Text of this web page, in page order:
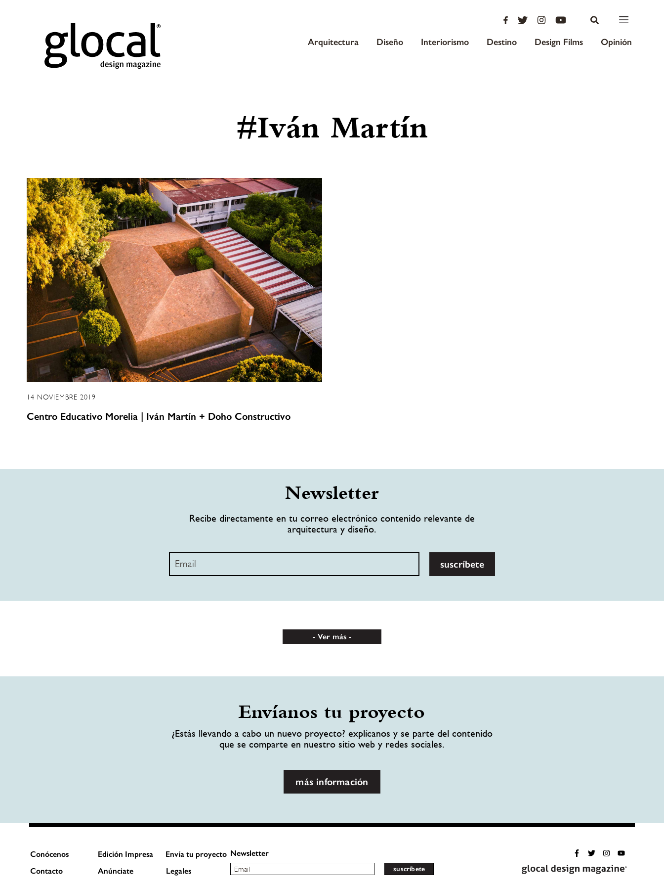
Arquitectura Diseño Interiorismo Destino Design Films Opinión
#Iván Martín
14 NOVIEMBRE 2019
Centro Educativo Morelia | Iván Martín + Doho Constructivo
Newsletter
Recibe directamente en tu correo electrónico contenido relevante de
arquitectura y diseño.
suscríbete
Ver más
Envíanos tu proyecto
¿Estás llevando a cabo un nuevo proyecto? explícanos y se parte del contenido
que se comparte en nuestro sitio web y redes sociales.
más información
Conócenos Edición Impresa
Envía tu proyecto
Contacto
Anúnciate Legales
Newsletter
suscríbete